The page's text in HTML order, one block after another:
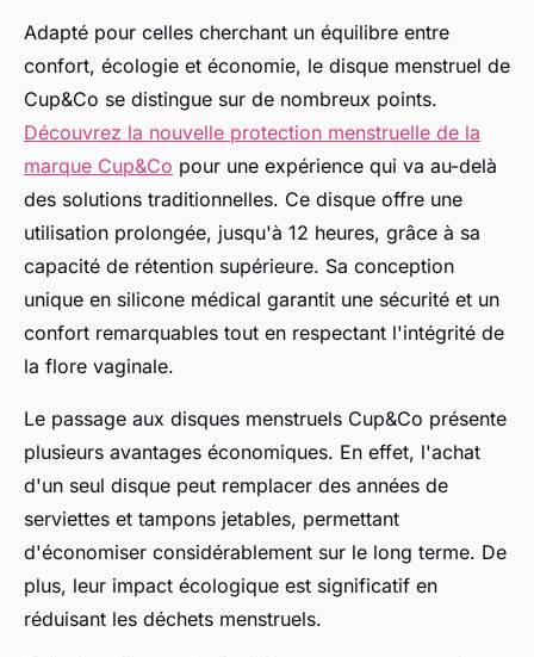
Adapté pour celles cherchant un équilibre entre
confort, écologie et économie, le disque menstruel de
Cup&Co se distingue sur de nombreux points.
Découvrez la nouvelle protection menstruelle de la
marque Cup&Co pour une expérience qui va au-delà
des solutions traditionnelles. Ce disque offre une
utilisation prolongée, jusqu'à 12 heures, grâce à sa
capacité de rétention supérieure. Sa conception
unique en silicone médical garantit une sécurité et un
confort remarquables tout en respectant l'intégrité de
la flore vaginale.
Le passage aux disques menstruels Cup&Co présente
plusieurs avantages économiques. En effet, l'achat
d'un seul disque peut remplacer des années de
serviettes et tampons jetables, permettant
d'économiser considérablement sur le long terme. De
plus, leur impact écologique est significatif en
réduisant les déchets menstruels.